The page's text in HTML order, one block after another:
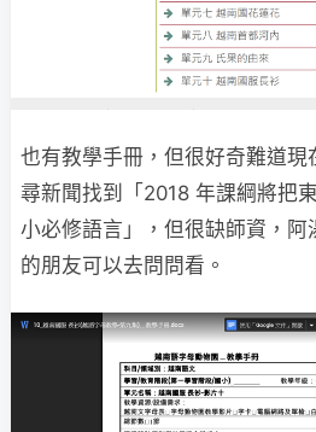
也有教學手冊，但很好奇難道現
尋新聞找到「2018 年課綱將把
小必修語言」，但很缺師資，阿
的朋友可以去問問看。